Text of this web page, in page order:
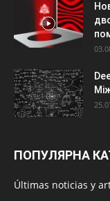
ПОПУЛЯРНА
Últimas noticias y